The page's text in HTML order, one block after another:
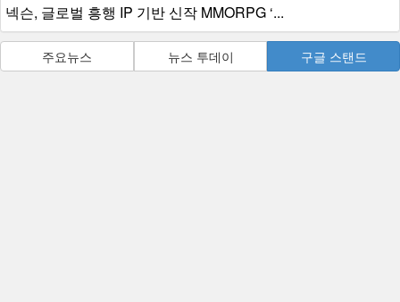
넥슨, 글로벌 흥행 IP 기반 신작 MMORPG ‘...
주요뉴스 뉴스 투데이 구글 스탠드